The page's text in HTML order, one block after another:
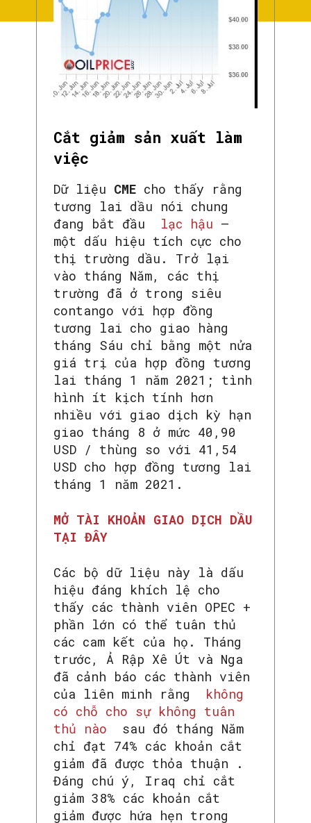
Cắt giảm sản xuất làm
việc
Dữ liệu CME cho thấy rằng
tương lai dầu nói chung
đang bắt đầu lạc hậu –
một dấu hiệu tích cực cho
thị trường dầu. Trở lại
vào tháng Năm, các thị
trường đã ở trong siêu
contango với hợp đồng
tương lai cho giao hàng
tháng Sáu chỉ bằng một nửa
giá trị của hợp đồng tương
lai tháng 1 năm 2021; tình
hình ít kịch tính hơn
nhiều với giao dịch kỳ hạn
giao tháng 8 ở mức 40,90
USD / thùng so với 41,54
USD cho hợp đồng tương lai
tháng 1 năm 2021.
MỞ TÀI KHOẢN GIAO DỊCH DẦU
TẠI ĐÂY
Các bộ dữ liệu này là dấu
hiệu đáng khích lệ cho
thấy các thành viên OPEC +
phần lớn có thể tuân thủ
các cam kết của họ. Tháng
trước, Ả Rập Xê Út và Nga
đã cảnh báo các thành viên
của liên minh rằng không
có chỗ cho sự không tuân
thủ nào sau đó tháng Năm
chỉ đạt 74% các khoản cắt
giảm đã được thỏa thuận .
Đáng chú ý, Iraq chỉ cắt
giảm 38% các khoản cắt
giảm được hứa hẹn trong